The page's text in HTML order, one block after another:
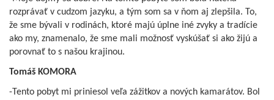
rozprávať v cudzom jazyku, a tým som sa v ňom aj zlepšila. To,
že sme bývali v rodinách, ktoré majú úplne iné zvyky a tradície
ako my, znamenalo, že sme mali možnosť vyskúšať si ako žijú a
porovnať to s našou krajinou.
Tomáš KOMORA
-Tento pobyt mi priniesol veľa zážitkov a nových kamarátov. Bol